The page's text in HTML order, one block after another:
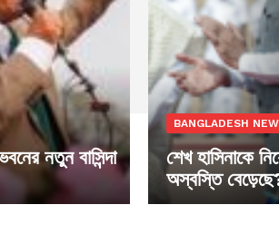
নতুন বাসিন্দা
BANGLADESH
শেখ হাসিনাকে
অস্বস্তি